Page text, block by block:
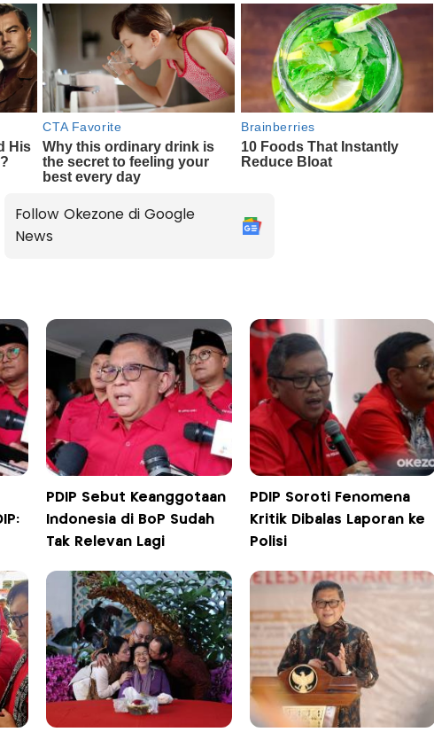
Follow Okezone di Google
News
PDIP Sebut Keanggotaan
Indonesia di BoP Sudah
Tak Relevan Lagi
PDIP Soroti Fenomena
Kritik Dibalas Laporan ke
Polisi